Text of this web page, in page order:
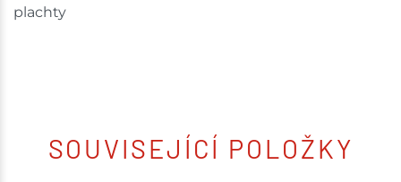
plachty
SOUVISEJÍCÍ POLOŽKY